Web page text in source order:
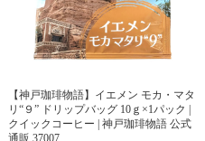
【神戸珈琲物語】イエメン モカ・マタ
リ“９” ドリップバッグ 10ｇ×1パック |
クイックコーヒー | 神戸珈琲物語 公式